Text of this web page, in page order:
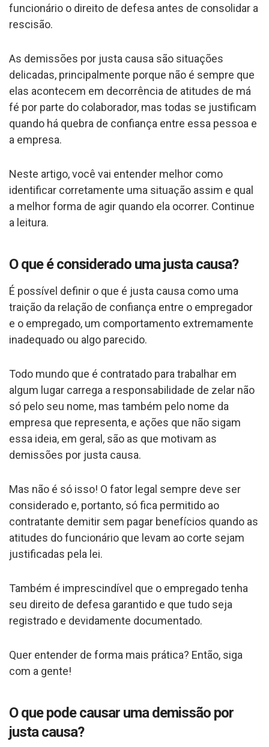
funcionário o direito de defesa antes de consolidar a
rescisão.
As demissões por justa causa são situações
delicadas, principalmente porque não é sempre que
elas acontecem em decorrência de atitudes de má
fé por parte do colaborador, mas todas se justificam
quando há quebra de confiança entre essa pessoa e
a empresa.
Neste artigo, você vai entender melhor como
identificar corretamente uma situação assim e qual
a melhor forma de agir quando ela ocorrer. Continue
a leitura.
O que é considerado uma justa causa?
É possível definir o que é justa causa como uma
traição da relação de confiança entre o empregador
e o empregado, um comportamento extremamente
inadequado ou algo parecido.
Todo mundo que é contratado para trabalhar em
algum lugar carrega a responsabilidade de zelar não
só pelo seu nome, mas também pelo nome da
empresa que representa, e ações que não sigam
essa ideia, em geral, são as que motivam as
demissões por justa causa.
Mas não é só isso! O fator legal sempre deve ser
considerado e, portanto, só fica permitido ao
contratante demitir sem pagar benefícios quando as
atitudes do funcionário que levam ao corte sejam
justificadas pela lei.
Também é imprescindível que o empregado tenha
seu direito de defesa garantido e que tudo seja
registrado e devidamente documentado.
Quer entender de forma mais prática? Então, siga
com a gente!
O que pode causar uma demissão por
justa causa?